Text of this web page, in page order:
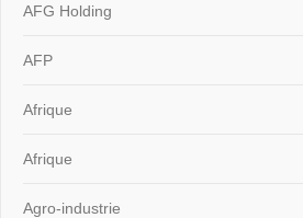
AFG Holding
AFP
Afrique
Afrique
Agro-industrie